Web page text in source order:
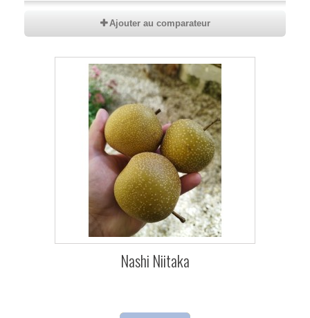
Ajouter au comparateur
Nashi Niitaka